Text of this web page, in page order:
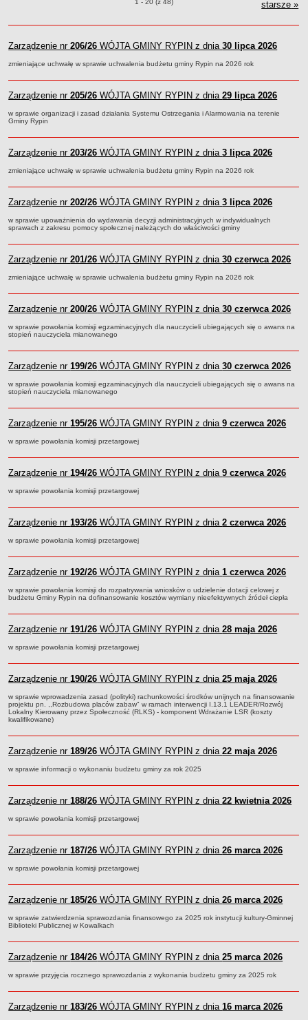
Związki i stowarzyszenia
Realizacja zadań publicznych
Rejestr instytucji kultury
RODO Klauzule informacyjne
AKTUALNOŚCI I OGŁOSZENIA
URZĄD GMINY
Dane teleadresowe
Tabela informacyjna
Czas pracy urzędu
Nr konta bankowego, NIP, REGON
Pracownicy urzędu - baza magazynowo - warsztatowa
Kompetencje referatów
Regulamin organizacyjny
Regulamin naboru na wolne stanowiska urzędnicze
Ogłoszenia o naborze na wolne stanowiska urzędnicze
wolne stanowiska urzędnicze
Petycje
Galeria
Raporty o stanie dostępności
Struktura organizacyjna
Jednostki organizacyjne, GOPS, Instytucja kultury, OSP
Jednostki pomocnicze - sołectwa
Plan pracy komisji rewizyjnej
Sesje Rady Gminy Rypin
PRAWO LOKALNE
Statut
Projekty uchwał
Protokoły
Postać dokumentów
Prawo miejscowe
przestrzennego
obwodowych komisji wyborczych, opis granic okręgów wyborczych
FINANSE GMINY
Budżet
Zmiany budżetu
Wieloletnia Prognoza Finansowa
Majątek gminy
Majątek jednostek organizacyjnych
RYPIN
Zarządzenia o pozycjach
1 - 20 (z 48) starsze »
Zarządzenie nr206/26 WÓJTA GMINY RYPIN z dnia30 lipca 2026
zmieniające uchwałę w sprawie uchwalenia budżetu gminy Rypin na 2026 rok
Zarządzenie nr205/26 WÓJTA GMINY RYPIN z dnia29 lipca 2026
w sprawie organizacji i zasad działania Systemu Ostrzegania i Alarmowania na terenie
Gminy Rypin
Zarządzenie nr203/26 WÓJTA GMINY RYPIN z dnia3 lipca 2026
zmieniające uchwałę w sprawie uchwalenia budżetu gminy Rypin na 2026 rok
Zarządzenie nr202/26 WÓJTA GMINY RYPIN z dnia3 lipca 2026
w sprawie upoważnienia do wydawania decyzji administracyjnych w indywidualnych
sprawach z zakresu pomocy społecznej należących do właściwości gminy
Zarządzenie nr201/26 WÓJTA GMINY RYPIN z dnia30 czerwca 2026
zmieniające uchwałę w sprawie uchwalenia budżetu gminy Rypin na 2026 rok
Zarządzenie nr200/26 WÓJTA GMINY RYPIN z dnia30 czerwca 2026
w sprawie powołania komisji egzaminacyjnych dla nauczycieli ubiegających się o awans na
stopień nauczyciela mianowanego
Zarządzenie nr199/26 WÓJTA GMINY RYPIN z dnia30 czerwca 2026
w sprawie powołania komisji egzaminacyjnych dla nauczycieli ubiegających się o awans na
stopień nauczyciela mianowanego
Zarządzenie nr195/26 WÓJTA GMINY RYPIN z dnia9 czerwca 2026
w sprawie powołania komisji przetargowej
Zarządzenie nr194/26 WÓJTA GMINY RYPIN z dnia9 czerwca 2026
w sprawie powołania komisji przetargowej
Zarządzenie nr193/26 WÓJTA GMINY RYPIN z dnia2 czerwca 2026
w sprawie powołania komisji przetargowej
Zarządzenie nr192/26 WÓJTA GMINY RYPIN z dnia1 czerwca 2026
w sprawie powołania komisji do rozpatrywania wniosków o udzielenie dotacji celowej z
budżetu Gminy Rypin na dofinansowanie kosztów wymiany nieefektywnych źródeł ciepła
Zarządzenie nr191/26 WÓJTA GMINY RYPIN z dnia28 maja 2026
w sprawie powołania komisji przetargowej
Zarządzenie nr190/26 WÓJTA GMINY RYPIN z dnia25 maja 2026
w sprawie wprowadzenia zasad (polityki) rachunkowości środków unijnych na finansowanie
projektu pn. ,,Rozbudowa placów zabaw" w ramach interwencji I.13.1 LEADER/Rozwój
Lokalny Kierowany przez Społeczność (RLKS) - komponent Wdrażanie LSR (koszty
kwalifikowane)
Zarządzenie nr189/26 WÓJTA GMINY RYPIN z dnia22 maja 2026
w sprawie informacji o wykonaniu budżetu gminy za rok 2025
Zarządzenie nr188/26 WÓJTA GMINY RYPIN z dnia22 kwietnia 2026
w sprawie powołania komisji przetargowej
Zarządzenie nr187/26 WÓJTA GMINY RYPIN z dnia26 marca 2026
w sprawie powołania komisji przetargowej
Zarządzenie nr185/26 WÓJTA GMINY RYPIN z dnia26 marca 2026
w sprawie zatwierdzenia sprawozdania finansowego za 2025 rok instytucji kultury-Gminnej
Biblioteki Publicznej w Kowalkach
Zarządzenie nr184/26 WÓJTA GMINY RYPIN z dnia25 marca 2026
w sprawie przyjęcia rocznego sprawozdania z wykonania budżetu gminy za 2025 rok
Zarządzenie nr183/26 WÓJTA GMINY RYPIN z dnia16 marca 2026